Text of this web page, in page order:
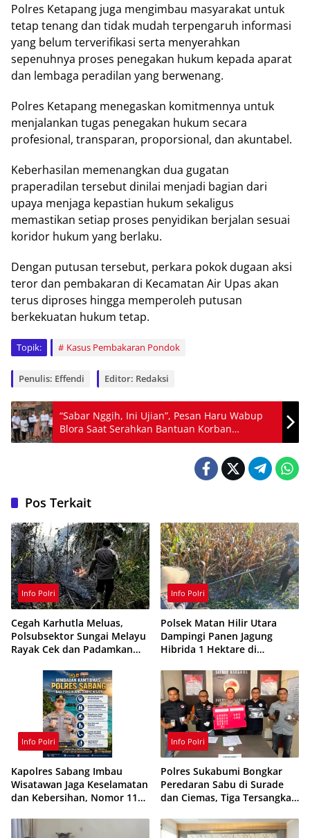
Polres Ketapang juga mengimbau masyarakat untuk
tetap tenang dan tidak mudah terpengaruh informasi
yang belum terverifikasi serta menyerahkan
sepenuhnya proses penegakan hukum kepada aparat
dan lembaga peradilan yang berwenang.
Polres Ketapang menegaskan komitmennya untuk
menjalankan tugas penegakan hukum secara
profesional, transparan, proporsional, dan akuntabel.
Keberhasilan memenangkan dua gugatan
praperadilan tersebut dinilai menjadi bagian dari
upaya menjaga kepastian hukum sekaligus
memastikan setiap proses penyidikan berjalan sesuai
koridor hukum yang berlaku.
Dengan putusan tersebut, perkara pokok dugaan aksi
teror dan pembakaran di Kecamatan Air Upas akan
terus diproses hingga memperoleh putusan
berkekuatan hukum tetap.
Topik: Kasus Pembakaran Pondok
Penulis: Effendi Editor: Redaksi
“Sabar Nggih, Ini Ujian”, Pesan Haru Wabup
Blora Saat Serahkan Bantuan Korban
Kebakaran di Kedungtuban
Pos Terkait
Info Polri
Cegah Karhutla Meluas,
Polsubsektor Sungai Melayu
Rayak Cek dan Padamkan
Info Polri
Polsek Matan Hilir Utara
Dampingi Panen Jagung
Hibrida 1 Hektare di
Info Polri
Kapolres Sabang Imbau
Wisatawan Jaga Keselamatan
dan Kebersihan, Nomor 110
Info Polri
Polres Sukabumi Bongkar
Peredaran Sabu di Surade
dan Ciemas, Tiga Tersangka